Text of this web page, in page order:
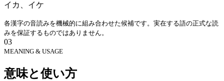
イカ、イケ
各漢字の音読みを機械的に組み合わせた候補です。実在する語の正式な読
みを保証するものではありません。
03
MEANING & USAGE
意味と使い方